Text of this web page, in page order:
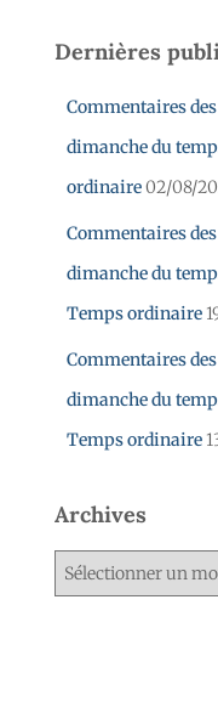
Dernières
Commentaires des
dimanche du
ordinaire02/08/
Commentaires des
dimanche du
Temps ordinaire
Commentaires des
dimanche du
Temps ordinaire
Archives